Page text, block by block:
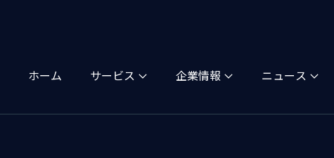
ホーム サービス 企業情報 ニュース